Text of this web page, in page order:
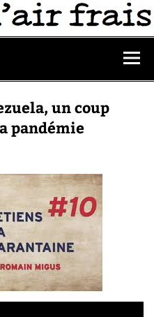
un coup
pandémie